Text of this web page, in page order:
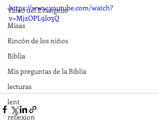
Video del Evangelio
Misas
Rincón de los niños
Biblia
Mis preguntas de la Biblia
lecturas
lent
reflexion
https://www.youtube.com/watch?
v=MjzOPL9l03Q